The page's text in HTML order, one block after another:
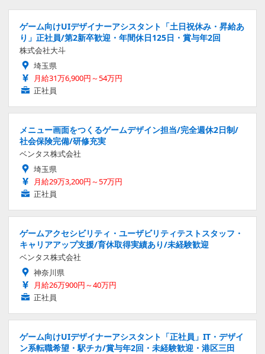
ゲーム向けUIデザイナーアシスタント「土日祝休み・昇給あ
り」正社員/第2新卒歓迎・年間休日125日・賞与年2回
株式会社大斗
埼玉県
月給31万6,900円～54万円
正社員
メニュー画面をつくるゲームデザイン担当/完全週休2日制/
社会保険完備/研修充実
ベンタス株式会社
埼玉県
月給29万3,200円～57万円
正社員
ゲームアクセシビリティ・ユーザビリティテストスタッフ・
キャリアアップ支援/育休取得実績あり/未経験歓迎
ベンタス株式会社
神奈川県
月給26万900円～40万円
正社員
ゲーム向けUIデザイナーアシスタント「正社員」IT・デザイ
ン系転職希望・駅チカ/賞与年2回・未経験歓迎・港区三田